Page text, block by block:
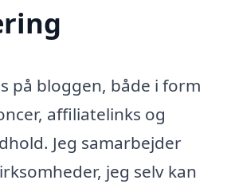
på bloggen, både i form
affiliatelinks og
Jeg samarbejder
jeg selv kan